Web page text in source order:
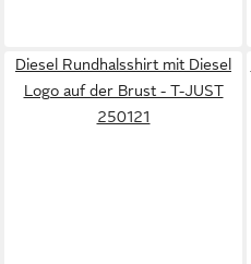
Diesel Rundhalsshirt mit Diesel
Logo auf der Brust - T-JUST
250121